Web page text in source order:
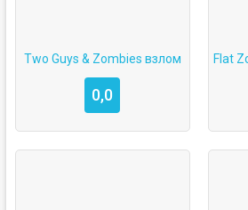
Two Guys & Zombies взлом
0,0